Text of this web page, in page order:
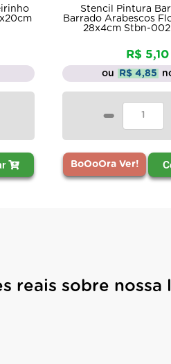
Stencil Pintura
Barrado Arabescos
28x4cm Stbn-
R$ 5,10
ou R$ 4,85
-
BoOoOra Ver!
reais sobre nossa